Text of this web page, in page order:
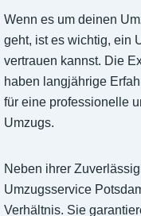
Wenn es um deinen
geht, ist es wichtig, ein
vertrauen kannst. Die
haben langjährige
für eine professionelle
Umzugs.
Neben ihrer
Umzugsservice
Verhältnis. Sie